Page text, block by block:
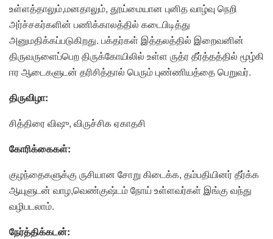
உள்ளத்தாலும்,மனதாலும், தூய்மையான புனித வாழ்வு நெறி
அர்ச்சகர்களின் பணிக்காலத்தில் கடைபிடித்து
அனுமதிக்கப்படுகிறது. பக்தர்கள் இத்தலத்தில் இறைவனின்
திருவருளைப்பெற திருக்கோயிலில் உள்ள ருத்ர தீர்த்தத்தில் மூழ்கி
ஈர ஆடைகளுடன் தரிசித்தால் பெரும் புண்ணியத்தை பெறுவர்.
திருவிழா:
சித்திரை விஷு, விருச்சிக ஏகாதசி
கோரிக்கைகள்:
குழந்தைகளுக்கு ருசியான சோறு கிடைக்க, தம்பதியினர் தீர்க்க
ஆயுளுடன் வாழ,வெண்குஷ்டம் நோய் உள்ளவர்கள் இங்கு வந்து
வழிபடலாம்.
நேர்த்திக்கடன்: